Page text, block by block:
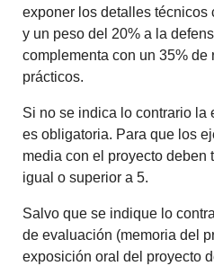
exponer los detalles técnicos
y un peso del 20% a la
complementa con un 35%
prácticos.
Si no se indica lo contrario la
es obligatoria. Para que los
media con el proyecto deben
igual o superior a 5.
Salvo que se indique lo
de evaluación (memoria del
exposición oral del proyecto